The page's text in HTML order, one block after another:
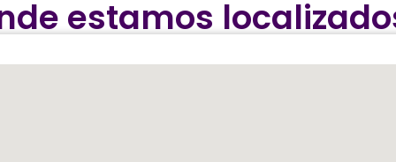
estamos